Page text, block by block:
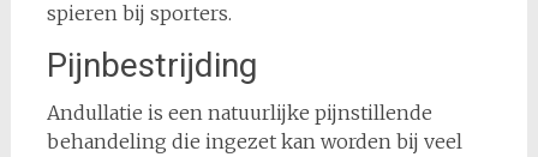
spieren bij sporters.
Pijnbestrijding
Andullatie is een natuurlijke pijnstillende
behandeling die ingezet kan worden bij veel